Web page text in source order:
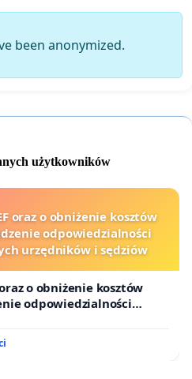
been anonymized.
użytkowników
oraz o obniżenie kosztów
odpowiedzialności
urzędników i sędziów
o obniżenie kosztów
odpowiedzialności
i sędziów